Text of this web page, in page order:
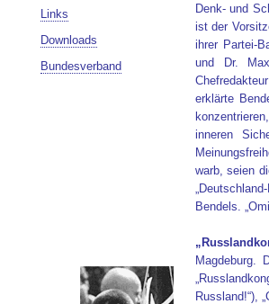
Links
Downloads
Bundesverband
Denk- und
ist der
ihrer Partei-
und Dr.
erklärte
inneren
warb, seien
Bendels.
Magdeburg.
Russland!“),